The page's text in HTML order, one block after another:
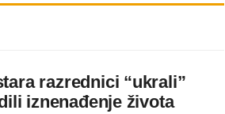
razrednici “ukrali”
iznenađenje života